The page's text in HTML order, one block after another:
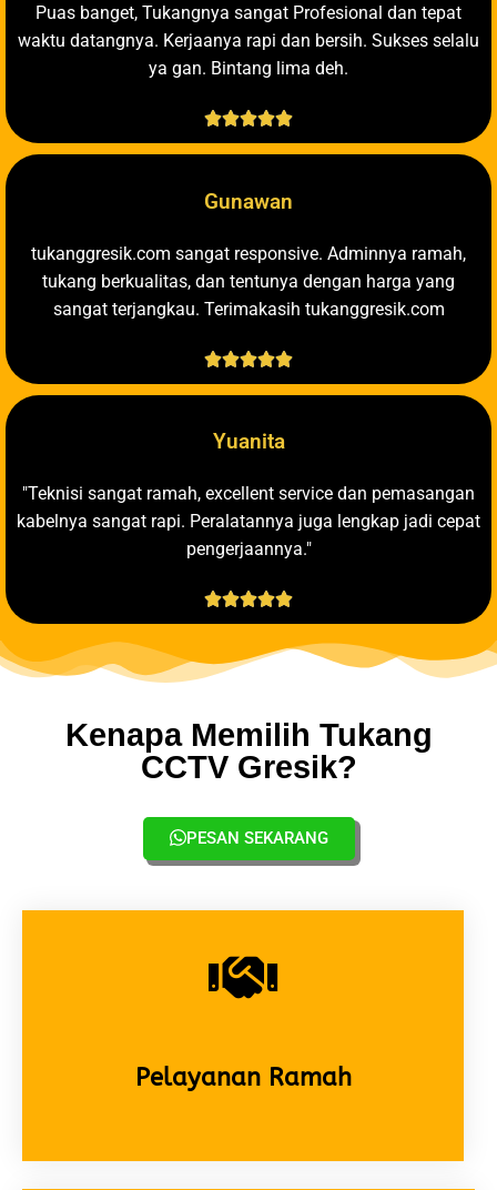
Puas banget, Tukangnya sangat Profesional dan tepat
waktu datangnya. Kerjaanya rapi dan bersih. Sukses selalu
ya gan. Bintang lima deh.

Gunawan
tukanggresik.com sangat responsive. Adminnya ramah,
tukang berkualitas, dan tentunya dengan harga yang
sangat terjangkau. Terimakasih tukanggresik.com

Yuanita
"Teknisi sangat ramah, excellent service dan pemasangan
kabelnya sangat rapi. Peralatannya juga lengkap jadi cepat
pengerjaannya."

Kenapa Memilih Tukang
CCTV Gresik?
PESAN SEKARANG
Pelayanan Ramah